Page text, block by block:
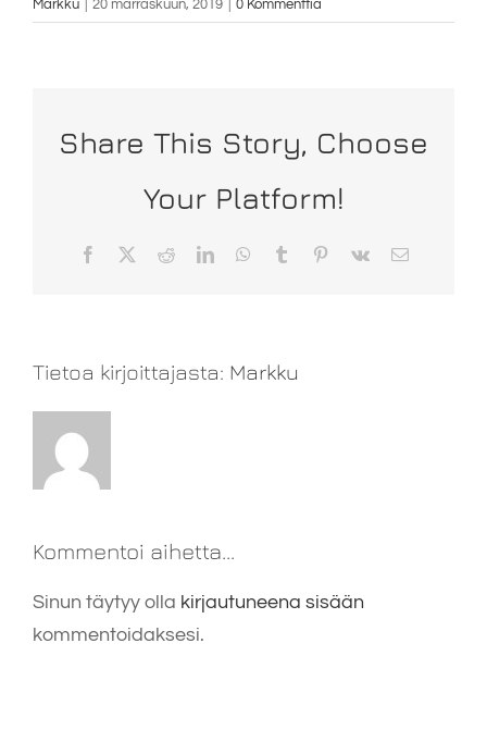
Markku 20 marraskuun, 2019 0 Kommenttia
Share This Story, Choose
Your Platform!
Facebook RedditLinkedInWhatsApp
Tumblr Pinterest
Vk Sähköposti
Tietoa kirjoittajasta: Markku
Kommentoi aihetta...
Sinun täytyy olla kirjautuneena sisään
kommentoidaksesi.